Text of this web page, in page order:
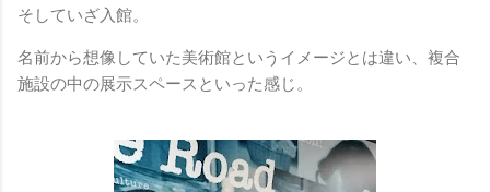
そしていざ入館。
名前から想像していた美術館というイメージとは違い、複合
施設の中の展示スペースといった感じ。